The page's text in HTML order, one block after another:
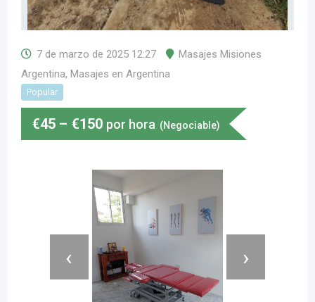
7 de marzo de 2025 12:27
Masajes Misiones
Argentina, Masajes en Argentina
Popular
€45 – €150 por hora (Negociable)
‹ ›